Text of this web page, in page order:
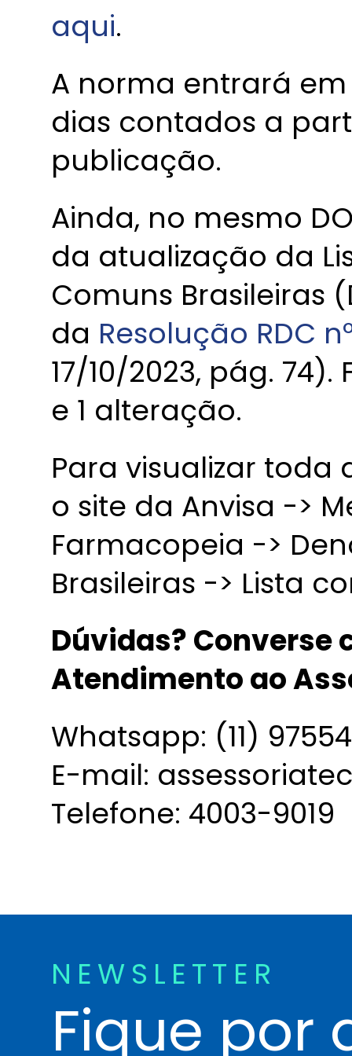
aqui.
A norma entrará
dias contados a
publicação.
Ainda, no mesmo
da atualização da
Comuns Brasileiras
da Resolução RDC
17/10/2023, pág.
e 1 alteração.
Para visualizar toda
o site da Anvisa ->
Farmacopeia ->
Brasileiras -> Lista
Dúvidas? Converse
Atendimento ao
Whatsapp: (11)
E-mail:
Telefone: 4003-9019
NEWSLETTER
Fique por